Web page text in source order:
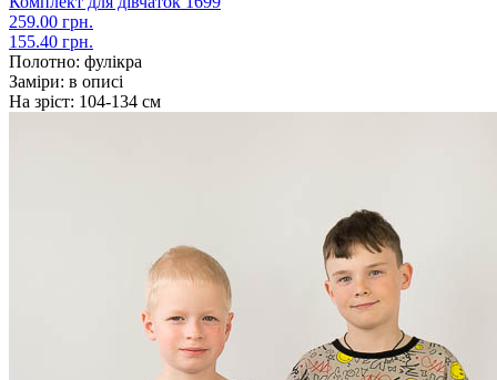
259.00 грн.
155.40 грн.
Полотно: фулікра
Заміри: в описі
На зріст: 104-134 см